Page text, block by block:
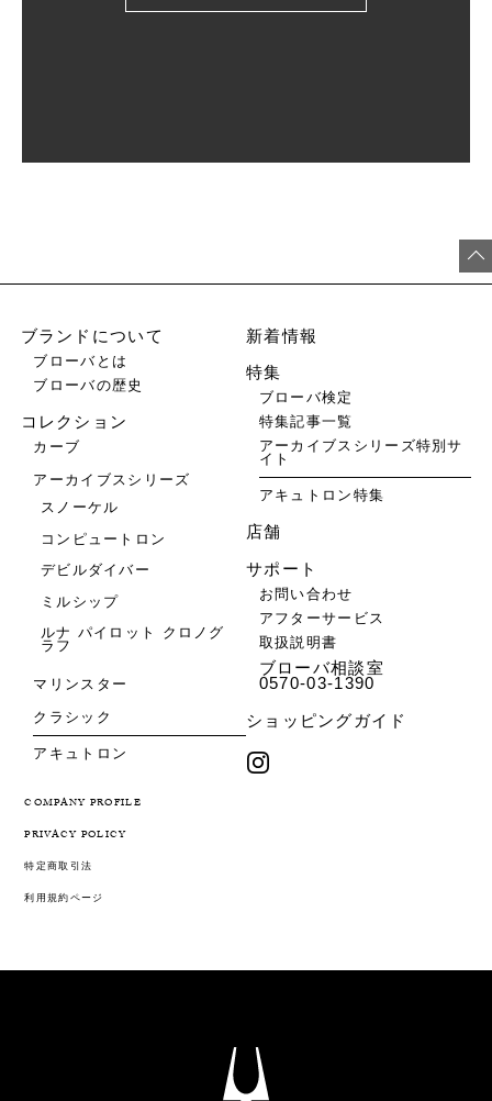
ブランドについて
ブローバとは
ブローバの歴史
コレクション
カーブ
アーカイブスシリーズ
スノーケル
コンピュートロン
デビルダイバー
ミルシップ
ルナ パイロット クロノグ
ラフ
マリンスター
クラシック
アキュトロン
新着情報
特集
ブローバ検定
特集記事一覧
アーカイブスシリーズ特別サ
イト
アキュトロン特集
店舗
サポート
お問い合わせ
アフターサービス
取扱説明書
ブローバ相談室
0570-03-1390
ショッピングガイド
COMPANY PROFILE
PRIVACY POLICY
特定商取引法
利用規約ページ